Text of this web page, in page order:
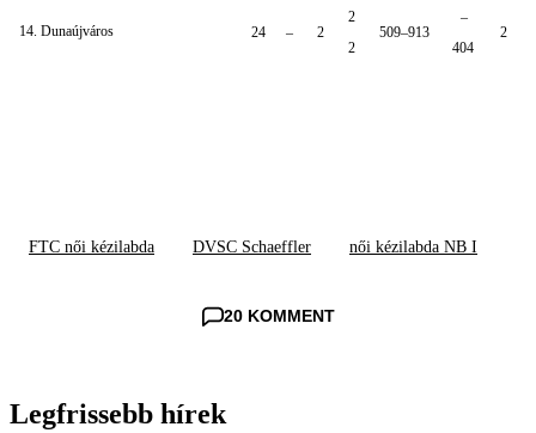
14. Dunaújváros 24 – 2
2
2
509–913
–
404
2
FTC női kézilabda DVSC Schaeffler női kézilabda NB I
20 KOMMENT
Legfrissebb hírek